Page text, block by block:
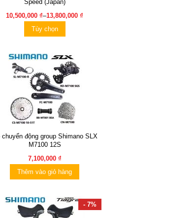
Speed (Japan)
10,500,000 ₫–13,800,000 ₫
Tùy chọn
chuyển động group Shimano SLX
M7100 12S
7,100,000 ₫
Thêm vào giỏ hàng
- 7%